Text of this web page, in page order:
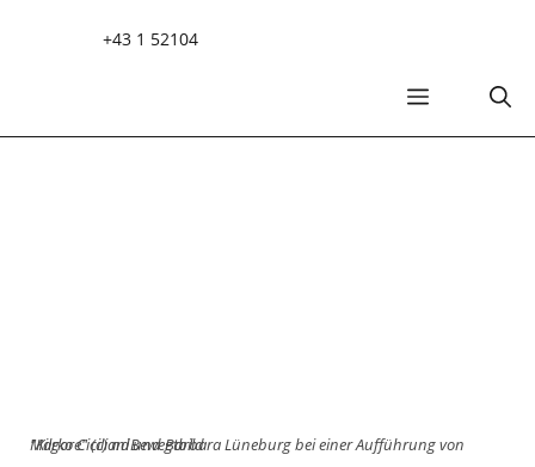
+43 1 52104
MENÜ
Marko Ciciliani und Barbara Lüneburg bei einer Aufführung von "Kilgore" (c) ndBewegtbild